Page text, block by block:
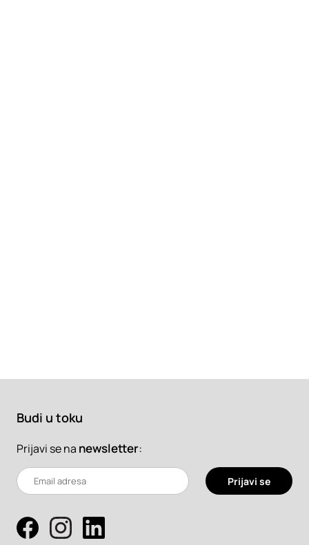
Budi u toku
Prijavi se na newsletter:
Prijavi se